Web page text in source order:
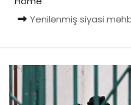
Yenilənmiş siyasi